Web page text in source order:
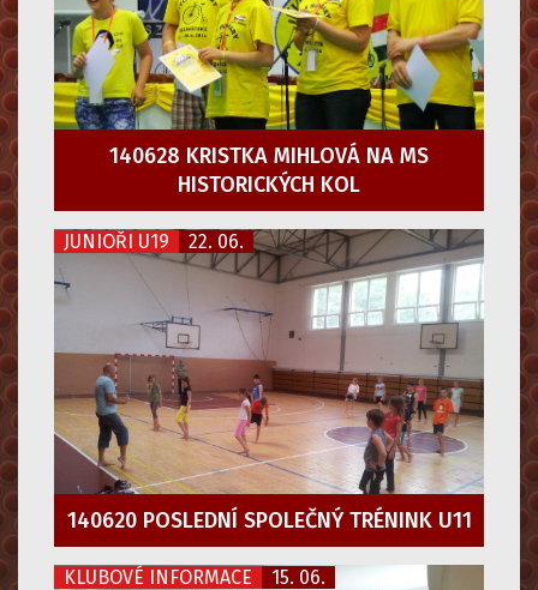
140628 KRISTKA MIHLOVÁ NA MS
HISTORICKÝCH KOL
JUNIOŘI U19 22. 06.
140620 POSLEDNÍ SPOLEČNÝ TRÉNINK U11
KLUBOVÉ INFORMACE 15. 06.